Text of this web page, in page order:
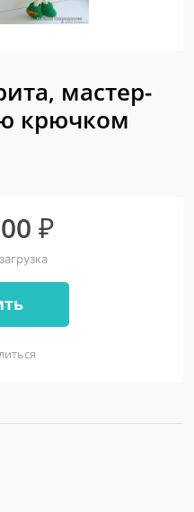
мастер-
крючком
₽